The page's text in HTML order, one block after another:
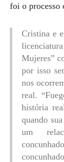
foi o processo
Cristina e
Mujeres”
por isso
nos
real.
história
quando
um